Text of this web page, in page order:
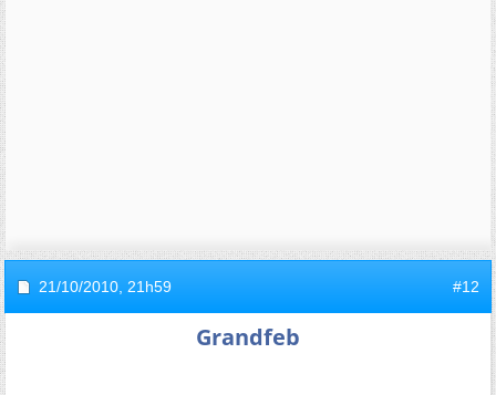
21/10/2010, 21h59 #12
Grandfeb